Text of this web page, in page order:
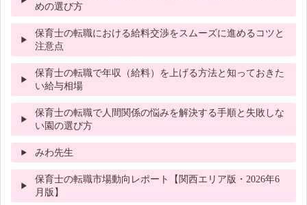
めの選び方
保育士の転職における給料交渉をスムーズに進めるコツと
注意点
保育士の転職で年収（給料）を上げる方法と知っておきた
い給与相場
保育士の転職で人間関係の悩みを解決する手順と失敗しな
い園の選び方
みわ先生
保育士の転職市場動向レポート【関西エリア版・2026年6
月版】